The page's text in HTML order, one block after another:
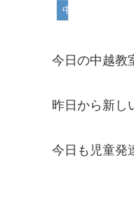
中越教室
今日の中越教
昨日から新し
今日も児童発